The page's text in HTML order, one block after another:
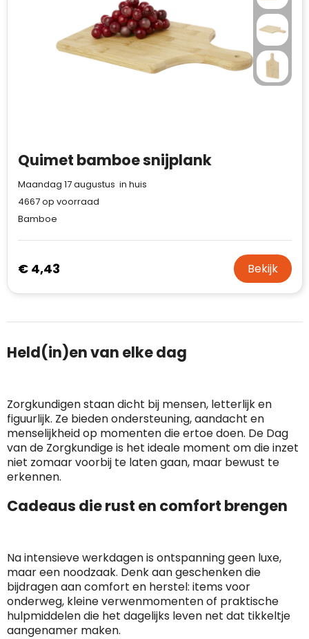
Quimet bamboe snijplank
Maandag 17 augustus in huis
4667op voorraad
Bamboe
€ 4,43 Bekijk
Held(in)en van elke dag
Zorgkundigen staan dicht bij mensen, letterlijk en
figuurlijk. Ze bieden ondersteuning, aandacht en
menselijkheid op momenten die ertoe doen. De Dag
van de Zorgkundige is het ideale moment om die inzet
niet zomaar voorbij te laten gaan, maar bewust te
erkennen.
Cadeaus die rust en comfort brengen
Na intensieve werkdagen is ontspanning geen luxe,
maar een noodzaak. Denk aan geschenken die
bijdragen aan comfort en herstel: items voor
onderweg, kleine verwenmomenten of praktische
hulpmiddelen die het dagelijks leven net dat tikkeltje
aangenamer maken.